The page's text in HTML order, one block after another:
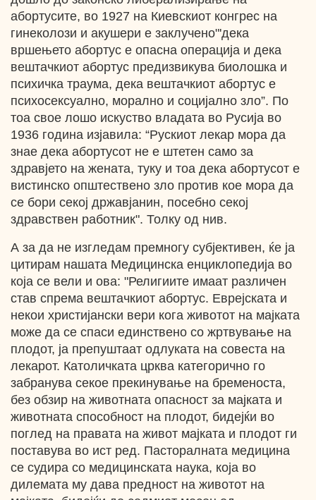
абортусите, во 1927 на Киевскиот конгрес на
гинеколози и акушери е заклучено"'дека
вршењето абортус е опасна операција и дека
вештачкиот абортус предизвикува биолошка и
психичка траума, дека вештачкиот абортус е
психосексуално, морално и социјално зло”. По
тоа свое лошо искуство владата во Русија во
1936 година изјавила: “Рускиот лекар мора да
знае дека абортусот не е штетен само за
здравјето на жената, туку и тоа дека абортусот е
вистинско општествено зло против кое мора да
се бори секој државјанин, посебно секој
здравствен работник". Толку од нив.
А за да не изгледам премногу субјективен, ќе ја
цитирам нашата Медицинска енциклопедија во
која се вели и ова: "Религиите имаат различен
став спрема вештачкиот абортус. Еврејската и
некои христијански вери кога животот на мајката
може да се спаси единствено со жртвување на
плодот, ја препуштаат одлуката на совеста на
лекарот. Католичката црква категорично го
забранува секое прекинување на бременоста,
без обзир на животната опасност за мајката и
животната способност на плодот, бидејќи во
поглед на правата на живот мајката и плодот ги
поставува во ист ред. Пасторалната медицина
се судира со медицинската наука, која во
дилемата му дава предност на животот на